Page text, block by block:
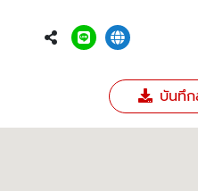
บันทึ